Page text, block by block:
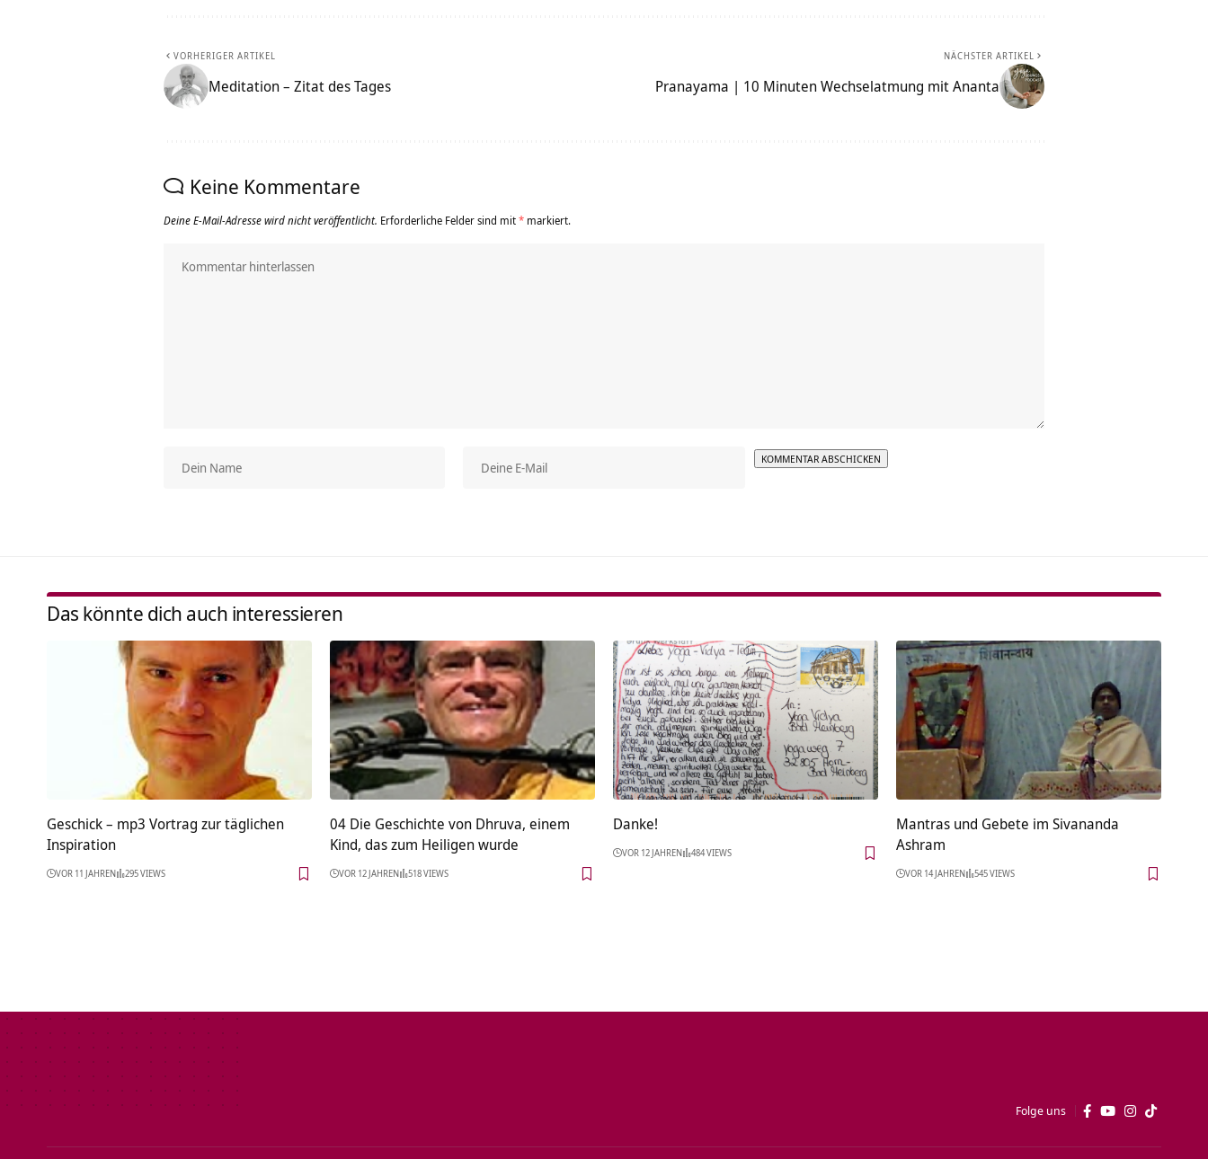
VORHERIGER ARTIKEL
Meditation – Zitat des Tages
NÄCHSTER ARTIKEL
Pranayama | 10 Minuten Wechselatmung mit Ananta
Keine Kommentare
Deine E-Mail-Adresse wird nicht veröffentlicht. Erforderliche Felder sind mit* markiert.
Das könnte dich auch interessieren
Geschick – mp3 Vortrag zur täglichen
Inspiration
VOR 11 JAHREN 295 VIEWS
04 Die Geschichte von Dhruva, einem
Kind, das zum Heiligen wurde
VOR 12 JAHREN 518 VIEWS
Danke!
VOR 12 JAHREN 484 VIEWS
Mantras und Gebete im Sivananda
Ashram
VOR 14 JAHREN 545 VIEWS
Folge uns